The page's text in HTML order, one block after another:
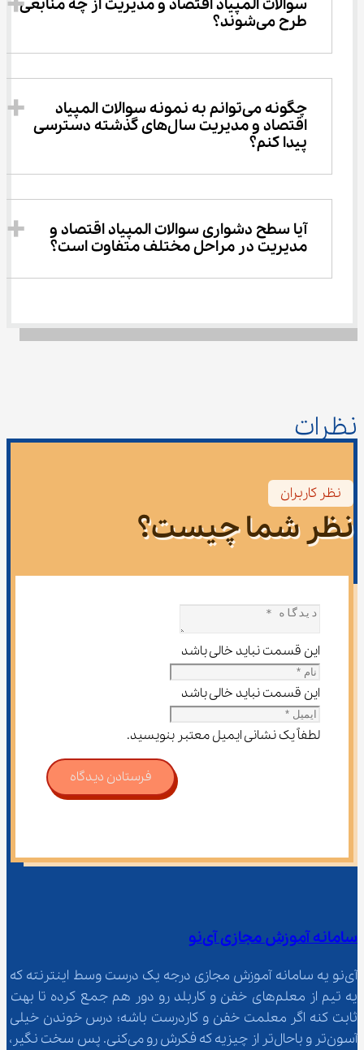
سوالات المپیاد اقتصاد و مدیریت از چه منابعی
طرح می‌شوند؟
چگونه می‌توانم به نمونه سوالات المپیاد
اقتصاد و مدیریت سال‌های گذشته دسترسی
پیدا کنم؟
آیا سطح دشواری سوالات المپیاد اقتصاد و
مدیریت در مراحل مختلف متفاوت است؟
نظرات
نظر کاربران
نظر شما چیست؟
این قسمت نباید خالی باشد
این قسمت نباید خالی باشد
لطفاً یک نشانی ایمیل معتبر بنویسید.
فرستادن دیدگاه
سامانه آموزش مجازی آی‌نو
آی‌نو یه سامانه آموزش مجازی درجه یک درست وسط اینترنته که
یه تیم از معلم‌‌های خفن و کاربلد رو دور هم جمع کرده تا بهت
ثابت کنه اگر معلمت خفن و کاردرست باشه؛ درس خوندن خیلی
آسون‌تر و باحال‌تر از چیزیه که فکرش رو می‌کنی. پس سخت نگیر،